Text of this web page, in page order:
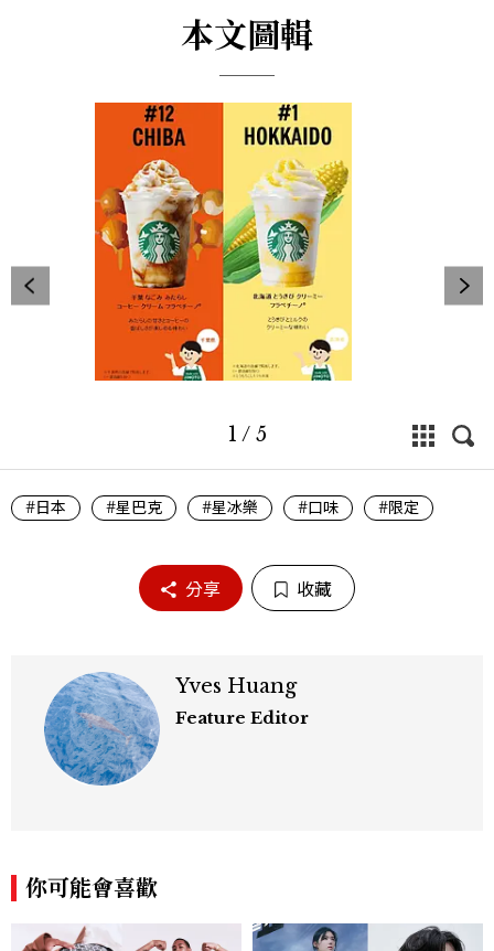
本文圖輯
1 / 5
#日本 #星巴克 #星冰樂 #口味 #限定
分享 收藏
Yves Huang
Feature Editor
你可能會喜歡